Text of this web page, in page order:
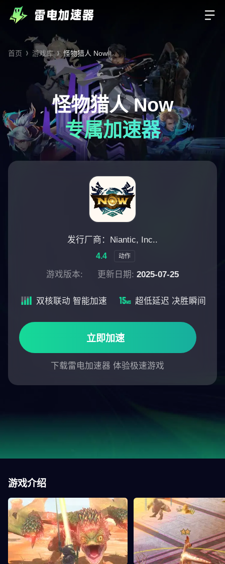
首页 游戏库 怪物猎人 Now
怪物猎人 Now
专属加速器
发行厂商：Niantic, Inc..
4.4 动作
游戏版本: 更新日期: 2025-07-25
立即加速
下载雷电加速器 体验极速游戏
双核联动 智能加速 超低延迟 决胜瞬间
游戏介绍